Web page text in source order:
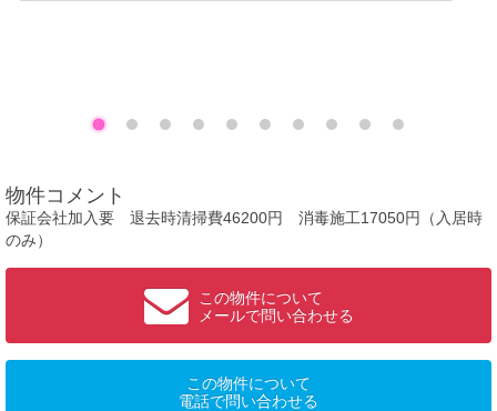
物件コメント
保証会社加入要 退去時清掃費46200円 消毒施工17050円（入居時
のみ）
この物件について
メールで問い合わせる
この物件について
電話で問い合わせる